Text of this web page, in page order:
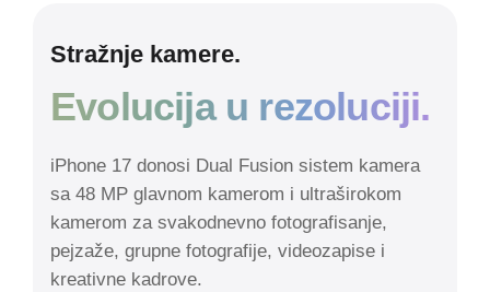
Stražnje kamere.
Evolucija u rezoluciji.
iPhone 17 donosi Dual Fusion sistem kamera
sa 48 MP glavnom kamerom i ultraširokom
kamerom za svakodnevno fotografisanje,
pejzaže, grupne fotografije, videozapise i
kreativne kadrove.